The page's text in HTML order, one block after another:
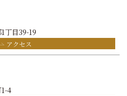
丁目39-19
アクセス
4